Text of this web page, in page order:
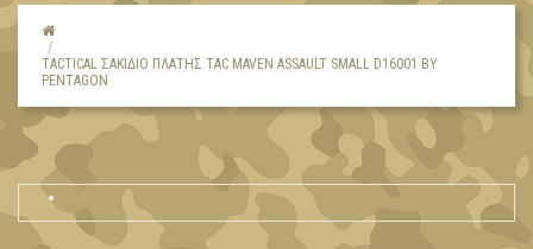
TACTICAL ΣΑΚΊΔΙΟ ΠΛΆΤΗΣ TAC MAVEN ASSAULT SMALL D16001 BY
PENTAGON